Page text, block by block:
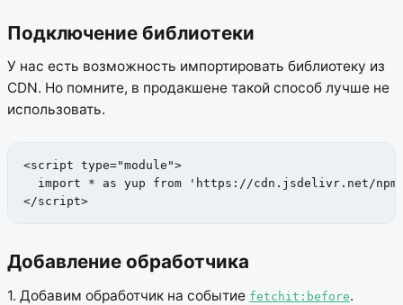
Подключение библиотеки
У нас есть возможность импортировать библиотеку из
CDN. Но помните, в продакшене такой способ лучше не
использовать.
<script type="module">
import * as yup from 'https://cdn.jsdelivr.net/
</script>
Добавление обработчика
1. Добавим обработчик на событие fetchit:before.